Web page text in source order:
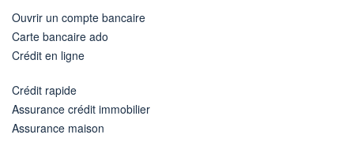
Ouvrir un compte bancaire
Carte bancaire ado
Crédit en ligne
Crédit rapide
Assurance crédit immobilier
Assurance maison